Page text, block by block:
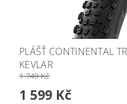
PLÁŠŤ CONTINENTAL
KEVLAR
1 749 Kč
1 599 Kč